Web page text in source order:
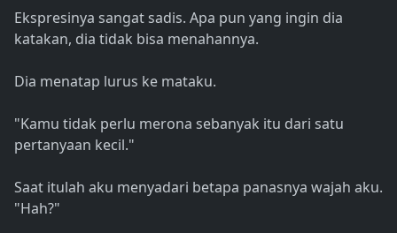
Ekspresinya sangat sadis. Apa pun yang ingin dia
katakan, dia tidak bisa menahannya.
Dia menatap lurus ke mataku.
"Kamu tidak perlu merona sebanyak itu dari satu
pertanyaan kecil."
Saat itulah aku menyadari betapa panasnya wajah aku.
"Hah?"